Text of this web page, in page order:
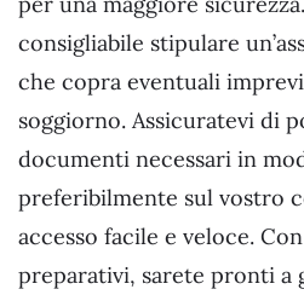
consigliabile stipulare
che copra eventuali
soggiorno. Assicuratevi di
documenti necessari in
preferibilmente sul vostro
accesso facile e veloce.
preparativi, sarete pronti a